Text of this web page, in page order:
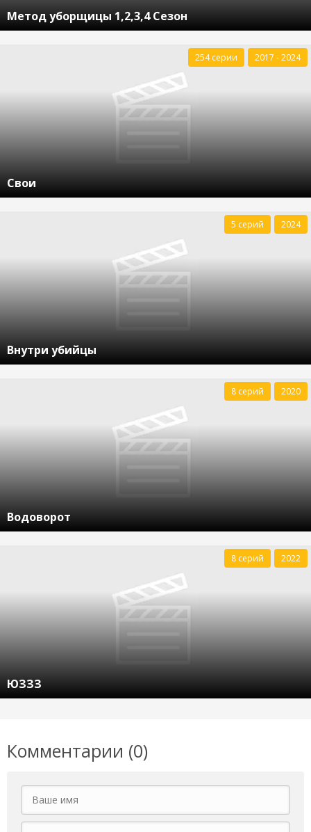
Метод уборщицы 1,2,3,4 Сезон
Свои
254 серии 2017 - 2024
Внутри убийцы
5 серий 2024
Водоворот
8 серий 2020
ЮЗЗЗ
8 серий 2022
Комментарии (0)